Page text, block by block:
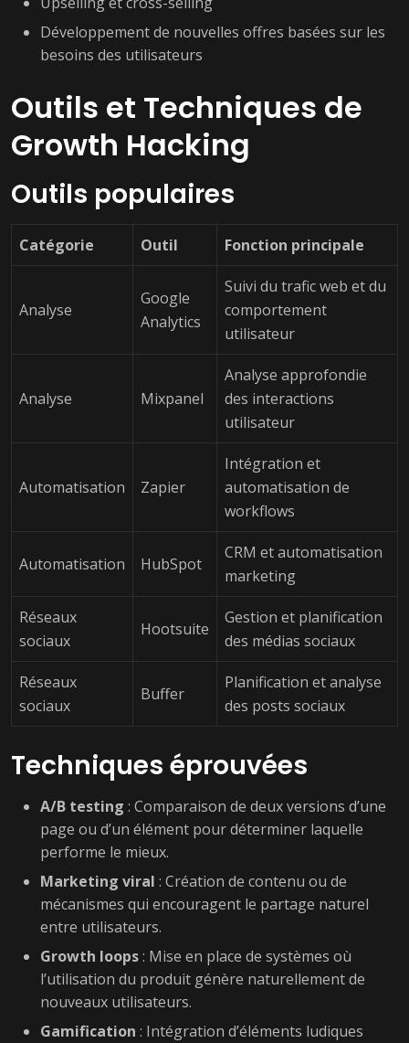
Développement de nouvelles offres basées sur les
besoins des utilisateurs
Outils et Techniques de
Growth Hacking
Outils populaires
Catégorie Outil Fonction principale
Analyse
Google
Analytics
Suivi du trafic web et du
comportement
utilisateur
Analyse Mixpanel
Analyse approfondie
des interactions
utilisateur
Automatisation Zapier
Intégration et
automatisation de
workflows
Automatisation HubSpot
CRM et automatisation
marketing
Réseaux
sociaux
Hootsuite
Gestion et planification
des médias sociaux
Réseaux
sociaux
Buffer
Planification et analyse
des posts sociaux
Techniques éprouvées
A/B testing : Comparaison de deux versions d’une
page ou d’un élément pour déterminer laquelle
performe le mieux.
Marketing viral : Création de contenu ou de
mécanismes qui encouragent le partage naturel
entre utilisateurs.
Growth loops: Mise en place de systèmes où
l’utilisation du produit génère naturellement de
nouveaux utilisateurs.
Gamification : Intégration d’éléments ludiques